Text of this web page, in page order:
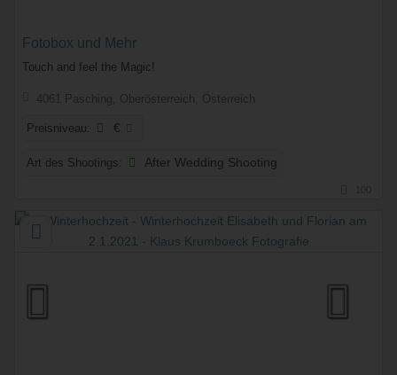
Fotobox und Mehr
Touch and feel the Magic!
4061 Pasching, Oberösterreich, Österreich
Preisniveau: €
Art des Shootings: After Wedding Shooting